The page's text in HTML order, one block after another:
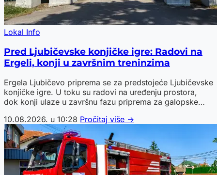
Lokal Info
Pred Ljubičevske konjičke igre: Radovi na
Ergeli, konji u završnim treninzima
Ergela Ljubičevo priprema se za predstojeće Ljubičevske
konjičke igre. U toku su radovi na uređenju prostora,
dok konji ulaze u završnu fazu priprema za galopske
10.08.2026. u 10:28 Pročitaj više →